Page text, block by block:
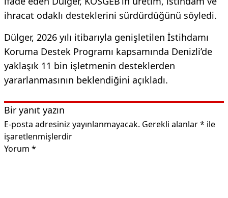
ihracat odaklı desteklerini sürdürdüğünü söyledi.
Dülger, 2026 yılı itibarıyla genişletilen İstihdamı
Koruma Destek Programı kapsamında Denizli’de
yaklaşık 11 bin işletmenin desteklerden
yararlanmasının beklendiğini açıkladı.
Bir yanıt yazın
E-posta adresiniz yayınlanmayacak. Gerekli alanlar* ile
işaretlenmişlerdir
Yorum *